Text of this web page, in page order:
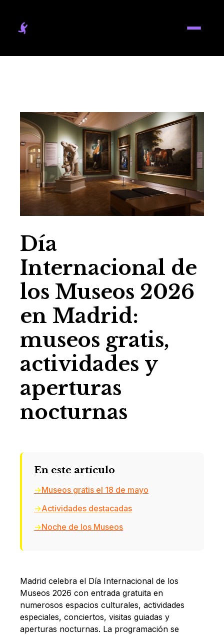
Día
Internacional de
los Museos 2026
en Madrid:
museos gratis,
actividades y
aperturas
nocturnas
En este artículo
Museos gratis el 18 de mayo
Actividades destacadas
Noche de los Museos
Madrid celebra el Día Internacional de los
Museos 2026 con entrada gratuita en
numerosos espacios culturales, actividades
especiales, conciertos, visitas guiadas y
aperturas nocturnas. La programación se